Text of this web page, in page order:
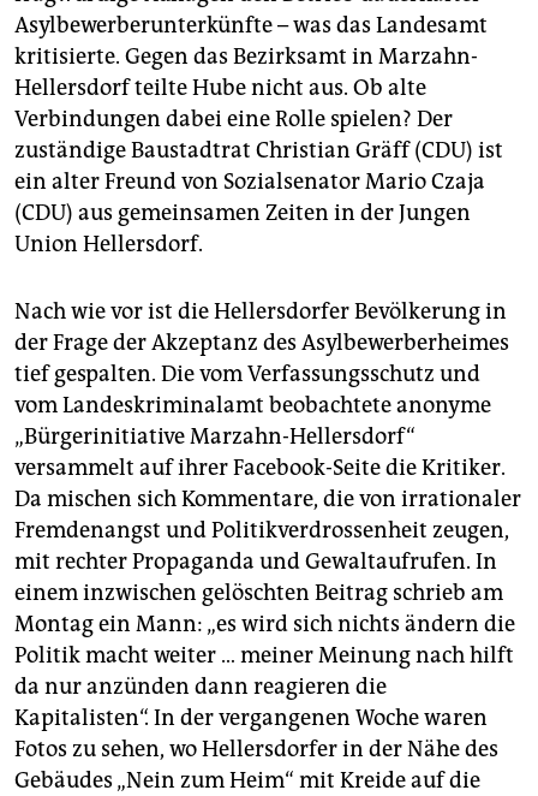
Asylbewerberunterkünfte – was das Landesamt
kritisierte. Gegen das Bezirksamt in Marzahn-
Hellersdorf teilte Hube nicht aus. Ob alte
Verbindungen dabei eine Rolle spielen? Der
zuständige Baustadtrat Christian Gräff (CDU) ist
ein alter Freund von Sozialsenator Mario Czaja
(CDU) aus gemeinsamen Zeiten in der Jungen
Union Hellersdorf.
Nach wie vor ist die Hellersdorfer Bevölkerung in
der Frage der Akzeptanz des Asylbewerberheimes
tief gespalten. Die vom Verfassungsschutz und
vom Landeskriminalamt beobachtete anonyme
„Bürgerinitiative Marzahn-Hellersdorf“
versammelt auf ihrer Facebook-Seite die Kritiker.
Da mischen sich Kommentare, die von irrationaler
Fremdenangst und Politikverdrossenheit zeugen,
mit rechter Propaganda und Gewaltaufrufen. In
einem inzwischen gelöschten Beitrag schrieb am
Montag ein Mann: „es wird sich nichts ändern die
Politik macht weiter … meiner Meinung nach hilft
da nur anzünden dann reagieren die
Kapitalisten“. In der vergangenen Woche waren
Fotos zu sehen, wo Hellersdorfer in der Nähe des
Gebäudes „Nein zum Heim“ mit Kreide auf die